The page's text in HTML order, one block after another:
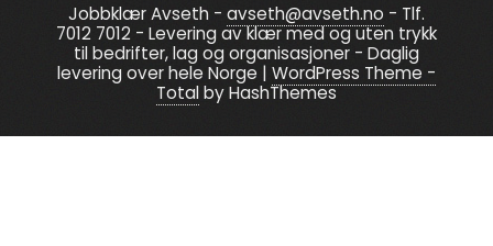
may
be
chosen
on
the
Jobbklær Avseth - avseth@avseth.no - Tlf.
7012 7012 - Levering av klær med og uten trykk
til bedrifter, lag og organisasjoner - Daglig
levering over hele Norge | WordPress Theme -
Totalby HashThemes